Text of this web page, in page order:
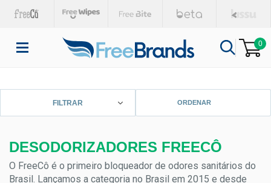
0
FILTRAR
DESODORIZADORES FREECÔ
O FreeCô é o primeiro bloqueador de odores sanitários do
Brasil. Lançamos a categoria no Brasil em 2015 e desde